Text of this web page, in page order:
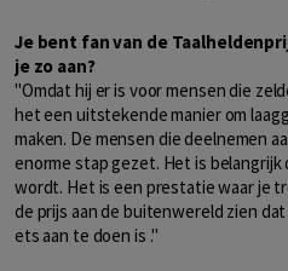
Je bent fan van de
je zo aan?
"Omdat hij er is voor mensen die
het een uitstekende manier om
maken. De mensen die deelnemen
enorme stap gezet. Het is
wordt. Het is een prestatie waar je
de prijs aan de buitenwereld zien
ets aan te doen is ."